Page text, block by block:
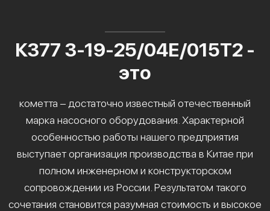
К377 3-19-25/04Е/015Т2 -
это
кометта – достаточно известный отечественный
марка насосного оборудования. Характерной
особенностью работы нашего предприятия
выступает организация производства в Китае при
полном инженерном и конструкторском
сопровождении из России. Результатом такого
сочетания становится разумная стоимость и высокое